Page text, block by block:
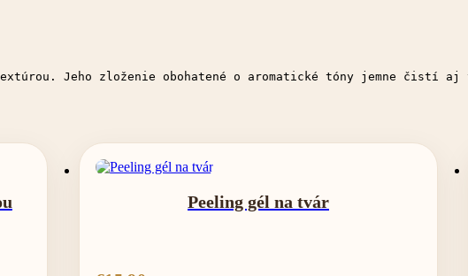
textúrou. Jeho zloženie obohatené o aromatické tóny jemne
Peeling gél na tvár